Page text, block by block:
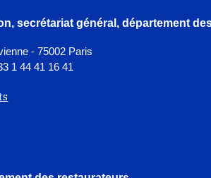
secrétariat général, département
- 75002 Paris
1 44 41 16 41